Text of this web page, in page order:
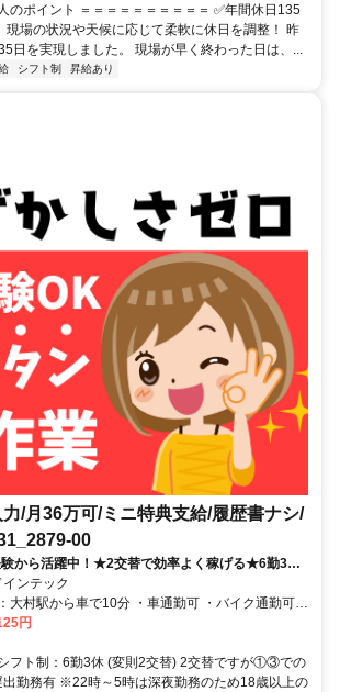
のポイント ＝＝＝＝＝＝＝＝＝＝ ✅年間休日135
現場の状況や天候に応じて柔軟に休日を調整！ 昨
日を実現しました。 現場が早く終わった日は、...
シフト制 昇給あり
/月36万可/ミニ特典支給/履歴書ナシ/
00
から活躍中！★2交替で効率よく稼げる★6勤3休×
履歴書不要でお気軽応募OK
ンテック
円
フト制：6勤3休 (変則2交替) 2交替ですが①③での
勤務有 ※22時～5時は深夜勤務のため18歳以上の